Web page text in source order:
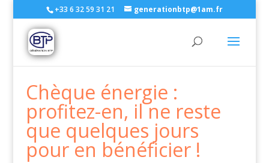
+33 6 32 59 31 21 generationbtp@1am.fr
Chèque énergie :
profitez-en, il ne reste
que quelques jours
pour en bénéficier !